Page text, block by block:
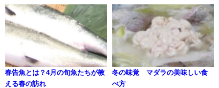
春告魚とは？4月の旬魚たちが教
える春の訪れ
冬の味覚 マダラの美味しい食
べ方